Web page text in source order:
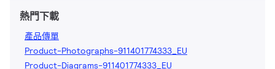
熱門下載
產品傳單
Product-Photographs-911401774333_EU
Product-Diagrams-911401774333_EU